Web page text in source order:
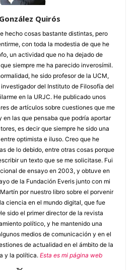
Quirós
hecho cosas bastante distintas, pero
con toda la modestia de que he
un actividad que no ha dejado de
siempre me ha parecido inverosímil.
he sido profesor de la UCM,
del Instituto de Filosofía del
en la URJC. He publicado unos
de artículos sobre cuestiones que me
en las que pensaba que podría aportar
es decir que siempre he sido una
optimista e iluso. Creo que he
de lo debido, entre otras cosas porque
un texto que se me solicitase. Fui
de ensayo en 2003, y obtuve en
de la Fundación Everis junto con mi
por nuestro libro sobre el porvenir
ciencia en el mundo digital, que fue
sido el primer director de la revista
político, y he mantenido una
medios de comunicación y en el
de actualidad en el ámbito de la
y la política. Esta es mi página web